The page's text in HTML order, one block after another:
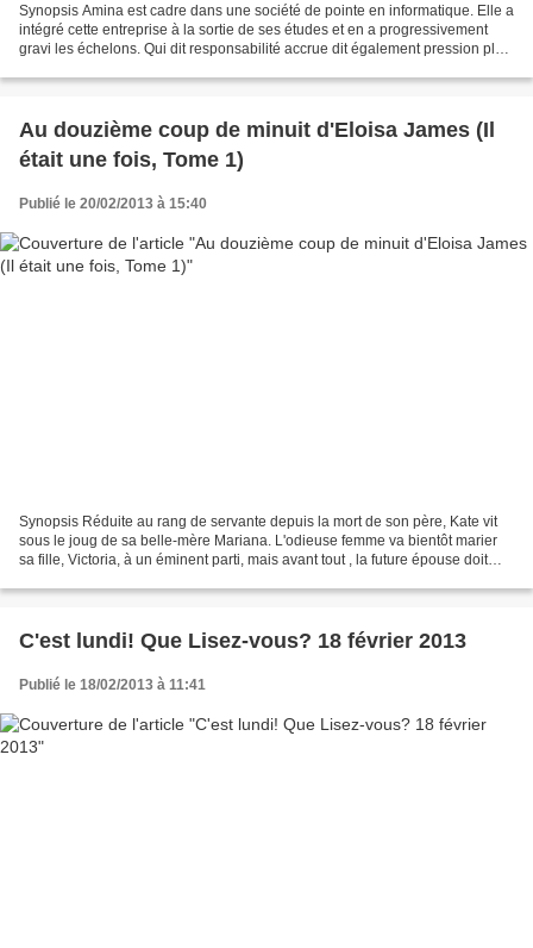
Synopsis Amina est cadre dans une société de pointe en informatique. Elle a
intégré cette entreprise à la sortie de ses études et en a progressivement
gravi les échelons. Qui dit responsabilité accrue dit également pression plus
Au douzième coup de minuit d'Eloisa James (Il
était une fois, Tome 1)
Publié le 20/02/2013 à 15:40
Synopsis Réduite au rang de servante depuis la mort de son père, Kate vit
sous le joug de sa belle-mère Mariana. L'odieuse femme va bientôt marier
sa fille, Victoria, à un éminent parti, mais avant tout , la future épouse doit
C'est lundi! Que Lisez-vous? 18 février 2013
Publié le 18/02/2013 à 11:41